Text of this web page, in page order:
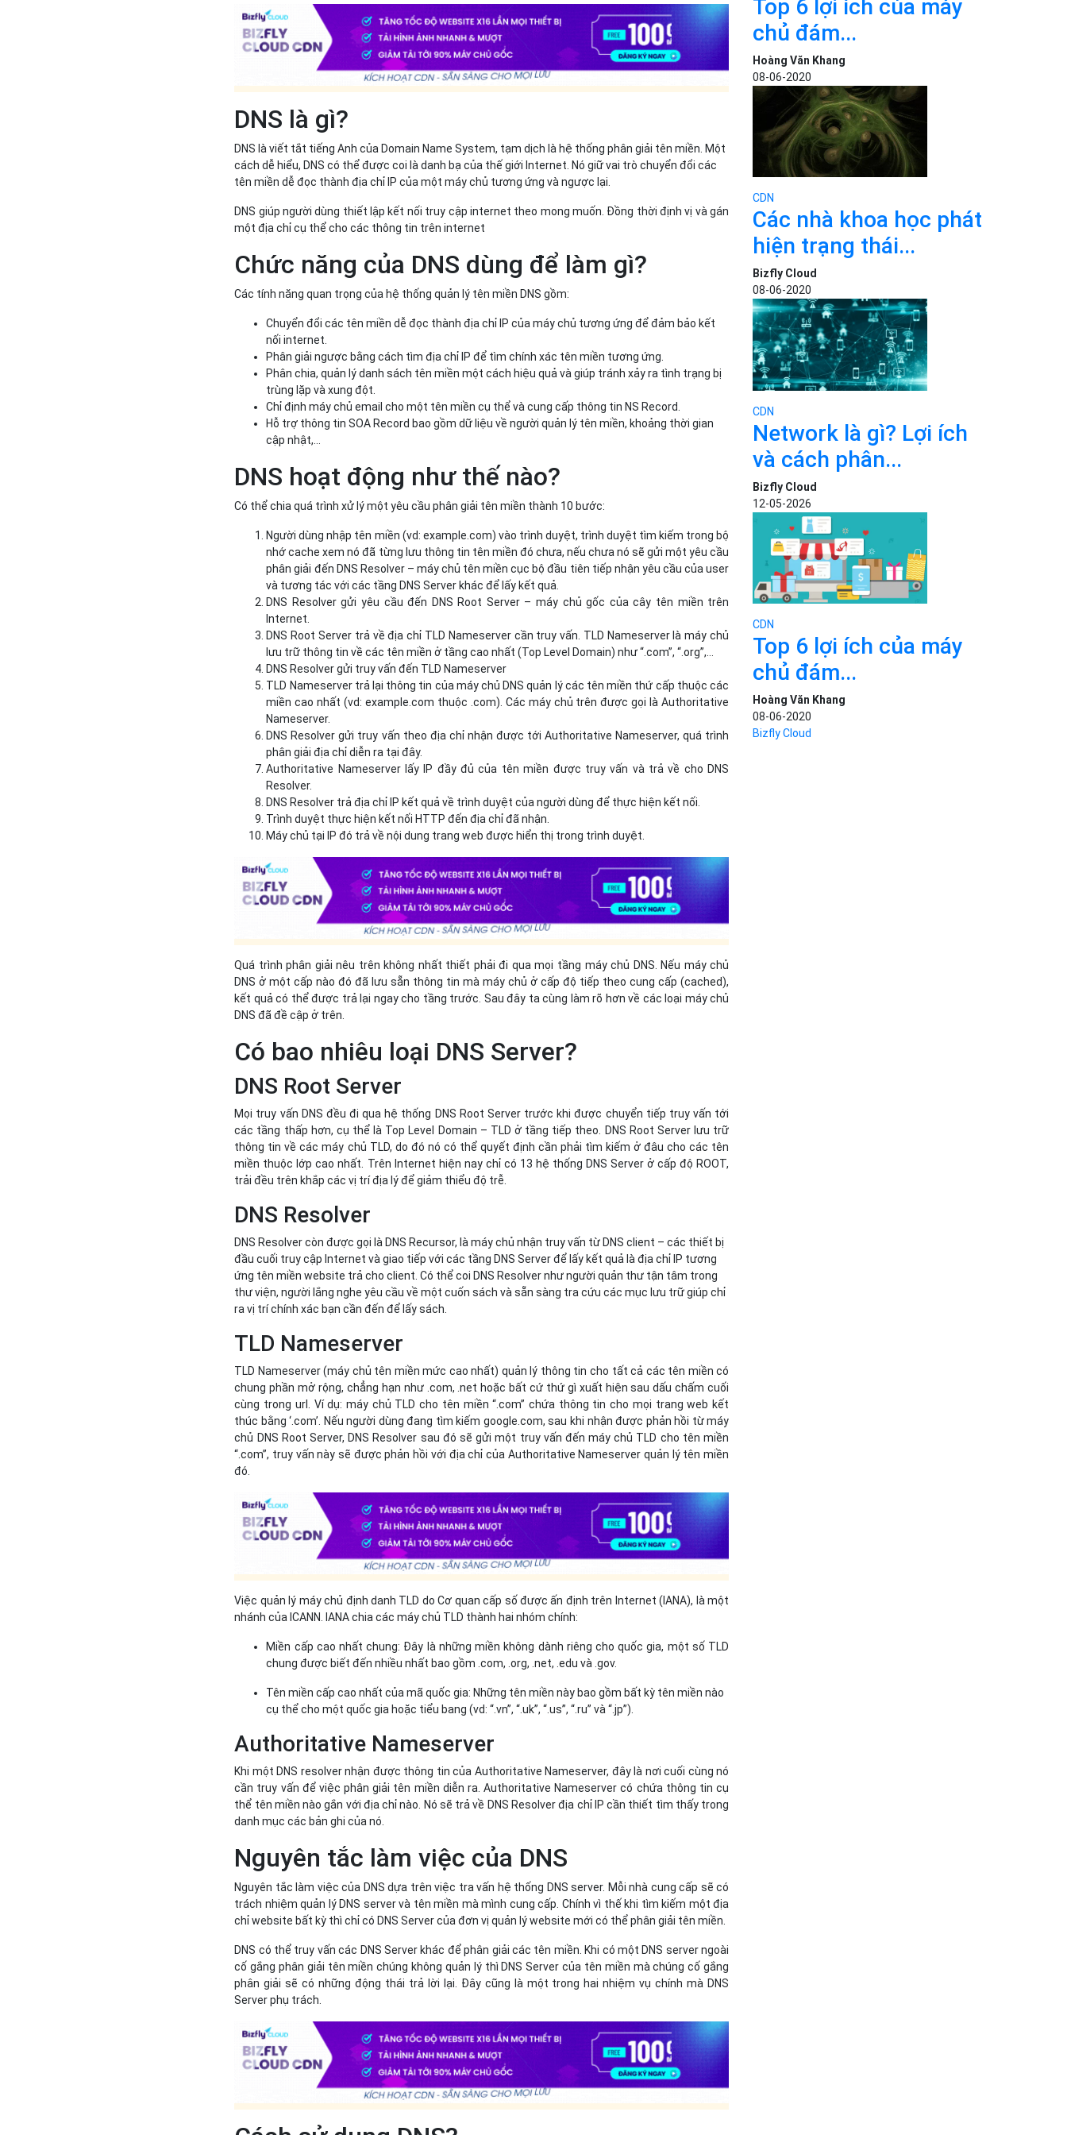
DNS là gì?
DNS là viết tắt tiếng Anh của Domain Name System, tạm dịch là hệ thống phân giải tên miền. Một
cách dễ hiểu, DNS có thể được coi là danh bạ của thế giới Internet. Nó giữ vai trò chuyển đổi các
tên miền dễ đọc thành địa chỉ IP của một máy chủ tương ứng và ngược lại.
DNS giúp người dùng thiết lập kết nối truy cập internet theo mong muốn. Đồng thời định vị và gán
một địa chỉ cụ thể cho các thông tin trên internet
Chức năng của DNS dùng để làm gì?
Các tính năng quan trọng của hệ thống quản lý tên miền DNS gồm:
Chuyển đổi các tên miền dễ đọc thành địa chỉ IP của máy chủ tương ứng để đảm bảo kết
nối internet.
Phân giải ngược bằng cách tìm địa chỉ IP để tìm chính xác tên miền tương ứng.
Phân chia, quản lý danh sách tên miền một cách hiệu quả và giúp tránh xảy ra tình trạng bị
trùng lặp và xung đột.
Chỉ định máy chủ email cho một tên miền cụ thể và cung cấp thông tin NS Record.
Hỗ trợ thông tin SOA Record bao gồm dữ liệu về người quản lý tên miền, khoảng thời gian
cập nhật,...
DNS hoạt động như thế nào?
Có thể chia quá trình xử lý một yêu cầu phân giải tên miền thành 10 bước:
Người dùng nhập tên miền (vd: example.com) vào trình duyệt, trình duyệt tìm kiếm trong bộ
nhớ cache xem nó đã từng lưu thông tin tên miền đó chưa, nếu chưa nó sẽ gửi một yêu cầu
phân giải đến DNS Resolver – máy chủ tên miền cục bộ đầu tiên tiếp nhận yêu cầu của user
và tương tác với các tầng DNS Server khác để lấy kết quả.
DNS Resolver gửi yêu cầu đến DNS Root Server – máy chủ gốc của cây tên miền trên
Internet.
DNS Root Server trả về địa chỉ TLD Nameserver cần truy vấn. TLD Nameserver là máy chủ
lưu trữ thông tin về các tên miền ở tầng cao nhất (Top Level Domain) như “.com”, “.org”,…
DNS Resolver gửi truy vấn đến TLD Nameserver
TLD Nameserver trả lại thông tin của máy chủ DNS quản lý các tên miền thứ cấp thuộc các
miền cao nhất (vd: example.com thuộc .com). Các máy chủ trên được gọi là Authoritative
Nameserver.
DNS Resolver gửi truy vấn theo địa chỉ nhận được tới Authoritative Nameserver, quá trình
phân giải địa chỉ diễn ra tại đây.
Authoritative Nameserver lấy IP đầy đủ của tên miền được truy vấn và trả về cho DNS
Resolver.
DNS Resolver trả địa chỉ IP kết quả về trình duyệt của người dùng để thực hiện kết nối.
Trình duyệt thực hiện kết nối HTTP đến địa chỉ đã nhận.
Máy chủ tại IP đó trả về nội dung trang web được hiển thị trong trình duyệt.
Quá trình phân giải nêu trên không nhất thiết phải đi qua mọi tầng máy chủ DNS. Nếu máy chủ
DNS ở một cấp nào đó đã lưu sẵn thông tin mà máy chủ ở cấp độ tiếp theo cung cấp (cached),
kết quả có thể được trả lại ngay cho tầng trước. Sau đây ta cùng làm rõ hơn về các loại máy chủ
DNS đã đề cập ở trên.
Có bao nhiêu loại DNS Server?
DNS Root Server
Mọi truy vấn DNS đều đi qua hệ thống DNS Root Server trước khi được chuyển tiếp truy vấn tới
các tầng thấp hơn, cụ thể là Top Level Domain – TLD ở tầng tiếp theo. DNS Root Server lưu trữ
thông tin về các máy chủ TLD, do đó nó có thể quyết định cần phải tìm kiếm ở đâu cho các tên
miền thuộc lớp cao nhất. Trên Internet hiện nay chỉ có 13 hệ thống DNS Server ở cấp độ ROOT,
trải đều trên khắp các vị trí địa lý để giảm thiểu độ trễ.
DNS Resolver
DNS Resolver còn được gọi là DNS Recursor, là máy chủ nhận truy vấn từ DNS client – các thiết bị
đầu cuối truy cập Internet và giao tiếp với các tầng DNS Server để lấy kết quả là địa chỉ IP tương
ứng tên miền website trả cho client. Có thể coi DNS Resolver như người quản thư tận tâm trong
thư viện, người lắng nghe yêu cầu về một cuốn sách và sẵn sàng tra cứu các mục lưu trữ giúp chỉ
ra vị trí chính xác bạn cần đến để lấy sách.
TLD Nameserver
TLD Nameserver (máy chủ tên miền mức cao nhất) quản lý thông tin cho tất cả các tên miền có
chung phần mở rộng, chẳng hạn như .com, .net hoặc bất cứ thứ gì xuất hiện sau dấu chấm cuối
cùng trong url. Ví dụ: máy chủ TLD cho tên miền “.com” chứa thông tin cho mọi trang web kết
thúc bằng ‘.com’. Nếu người dùng đang tìm kiếm google.com, sau khi nhận được phản hồi từ máy
chủ DNS Root Server, DNS Resolver sau đó sẽ gửi một truy vấn đến máy chủ TLD cho tên miền
“.com”, truy vấn này sẽ được phản hồi với địa chỉ của Authoritative Nameserver quản lý tên miền
đó.
Việc quản lý máy chủ định danh TLD do Cơ quan cấp số được ấn định trên Internet (IANA), là một
nhánh của ICANN. IANA chia các máy chủ TLD thành hai nhóm chính:
Miền cấp cao nhất chung: Đây là những miền không dành riêng cho quốc gia, một số TLD
chung được biết đến nhiều nhất bao gồm .com, .org, .net, .edu và .gov.
Tên miền cấp cao nhất của mã quốc gia: Những tên miền này bao gồm bất kỳ tên miền nào
cụ thể cho một quốc gia hoặc tiểu bang (vd: “.vn”, “.uk”, “.us”, “.ru” và “.jp”).
Authoritative Nameserver
Khi một DNS resolver nhận được thông tin của Authoritative Nameserver, đây là nơi cuối cùng nó
cần truy vấn để việc phân giải tên miền diễn ra. Authoritative Nameserver có chứa thông tin cụ
thể tên miền nào gắn với địa chỉ nào. Nó sẽ trả về DNS Resolver địa chỉ IP cần thiết tìm thấy trong
danh mục các bản ghi của nó.
Nguyên tắc làm việc của DNS
Nguyên tắc làm việc của DNS dựa trên việc tra vấn hệ thống DNS server. Mỗi nhà cung cấp sẽ có
trách nhiệm quản lý DNS server và tên miền mà mình cung cấp. Chính vì thế khi tìm kiếm một địa
chỉ website bất kỳ thì chỉ có DNS Server của đơn vị quản lý website mới có thể phân giải tên miền.
DNS có thể truy vấn các DNS Server khác để phân giải các tên miền. Khi có một DNS server ngoài
cố gắng phân giải tên miền chúng không quản lý thì DNS Server của tên miền mà chúng cố gắng
phân giải sẽ có những động thái trả lời lại. Đây cũng là một trong hai nhiệm vụ chính mà DNS
Server phụ trách.
Top 6 lợi ích của máy
chủ đám...
Hoàng Văn Khang
08-06-2020
CDN
Các nhà khoa học phát
hiện trạng thái...
Bizfly Cloud
08-06-2020
CDN
Network là gì? Lợi ích
và cách phân...
Bizfly Cloud
12-05-2026
CDN
Top 6 lợi ích của máy
chủ đám...
Hoàng Văn Khang
08-06-2020
Bizfly Cloud